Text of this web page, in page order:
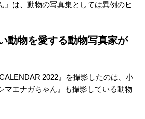
』は、動物の写真集としては異例のヒ
動物を愛する動物写真家が
2022』を撮影したのは、小
マエナガちゃん』も撮影している動物